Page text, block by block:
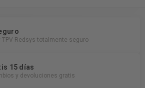
TPV Redsys totalmente seguro
15 días
y devoluciones gratis